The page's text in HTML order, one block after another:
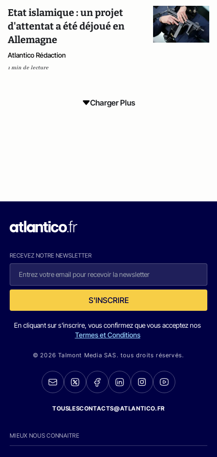
Etat islamique : un projet
d'attentat a été déjoué en
Allemagne
Atlantico Rédaction
1 min de lecture
Charger Plus
RECEVEZ NOTRE NEWSLETTER
S'INSCRIRE
En cliquant sur s'inscrire, vous confirmez que vous acceptez nos
Termes et Conditions
© 2026 Talmont Media SAS. tous droits réservés.
TOUSLESCONTACTS@ATLANTICO.FR
MIEUX NOUS CONNAITRE